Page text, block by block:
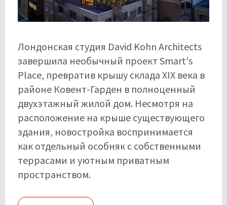
Лондонская студия David Kohn Architects
завершила необычный проект Smart's
Place, превратив крышу склада XIX века в
районе Ковент-Гарден в полноценный
двухэтажный жилой дом. Несмотря на
расположение на крыше существующего
здания, новостройка воспринимается
как отдельный особняк с собственными
террасами и уютным приватным
пространством.